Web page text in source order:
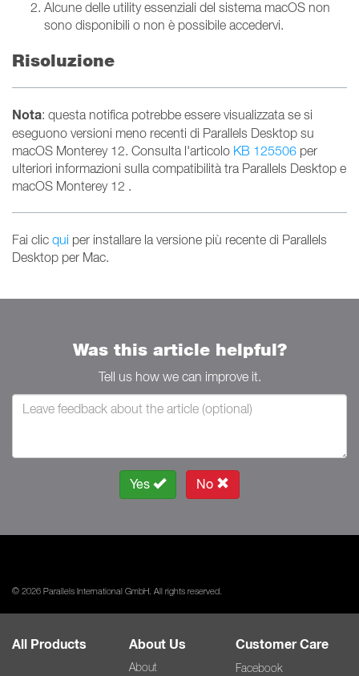
Alcune delle utility essenziali del sistema macOS non
sono disponibili o non è possibile accedervi.
Risoluzione
Nota: questa notifica potrebbe essere visualizzata se si
eseguono versioni meno recenti di Parallels Desktop su
macOS Monterey 12. Consulta l'articolo KB 125506 per
ulteriori informazioni sulla compatibilità tra Parallels Desktop e
macOS Monterey 12 .
Fai clic qui per installare la versione più recente di Parallels
Desktop per Mac.
Was this article helpful?
Tell us how we can improve it.
Yes No
© 2026 Parallels International GmbH. All rights reserved.
All Products About Us
About
Customer Care
Facebook